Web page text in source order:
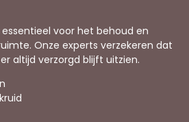
voor het behoud en
Onze experts verzekeren dat
altijd verzorgd blijft uitzien.